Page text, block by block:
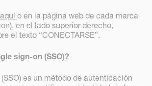
o en la página web de cada marca
en el lado superior derecho,
el texto “CONECTARSE”.
sign-on (SSO)?
es un método de autenticación